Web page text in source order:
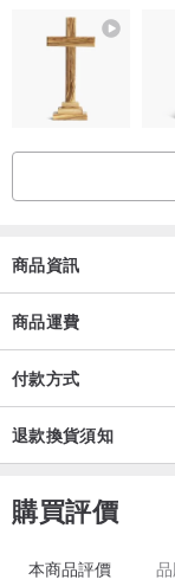
‧材質 : silver925 純銀
【戒圍測量方式】
‧方法一，將自己的
上即是內圍周長，若
＊若您的關節比手指
測量，以免測量不準確
商品資訊
商品運費
付款方式
退款換貨須知
購買評價
本商品評價